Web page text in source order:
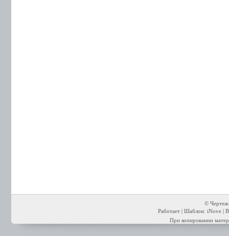
©
Работает | Шаблон: iNove |
При копировании